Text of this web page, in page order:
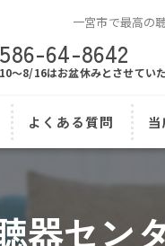
一宮市で最高の
64-8642
～8/16はお盆休みとさせてい
よくある質問
専
お
器セン